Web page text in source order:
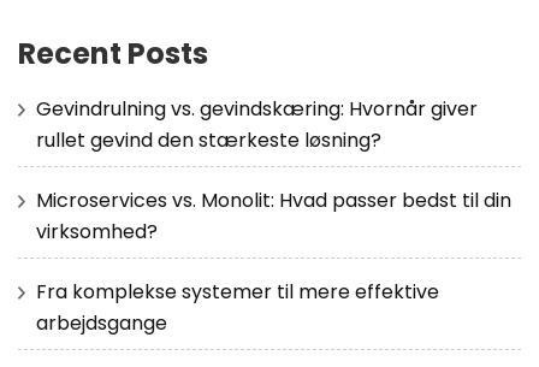
Recent Posts
Gevindrulning vs. gevindskæring: Hvornår giver
rullet gevind den stærkeste løsning?
Microservices vs. Monolit: Hvad passer bedst til din
virksomhed?
Fra komplekse systemer til mere effektive
arbejdsgange